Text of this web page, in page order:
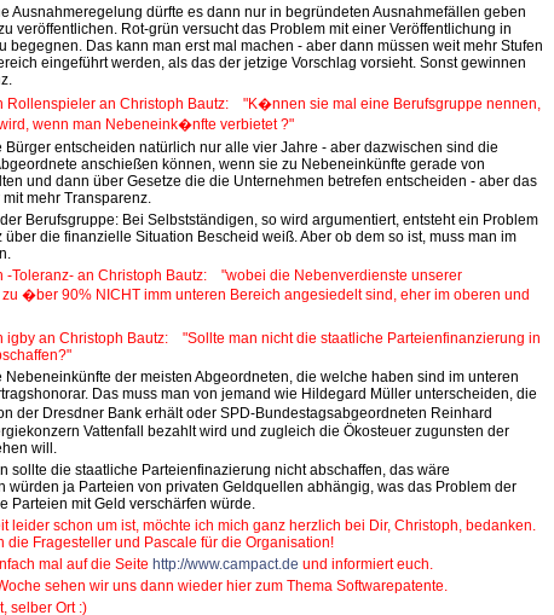
Ausnahmeregelung dürfte es dann nur in begründeten Ausnahmefällen geben
veröffentlichen. Rot-grün versucht das Problem mit einer Veröffentlichung in
begegnen. Das kann man erst mal machen - aber dann müssen weit mehr Stufen
eingeführt werden, als das der jetzige Vorschlag vorsieht. Sonst gewinnen
Rollenspieler an Christoph Bautz: "K�nnen sie mal eine Berufsgruppe nennen,
wenn man Nebeneink�nfte verbietet ?"
Bürger entscheiden natürlich nur alle vier Jahre - aber dazwischen sind die
anschießen können, wenn sie zu Nebeneinkünfte gerade von
und dann über Gesetze die die Unternehmen betrefen entscheiden - aber das
mehr Transparenz.
Berufsgruppe: Bei Selbstständigen, so wird argumentiert, entsteht ein Problem
die finanzielle Situation Bescheid weiß. Aber ob dem so ist, muss man im
-Toleranz- an Christoph Bautz: "wobei die Nebenverdienste unserer
�ber 90% NICHT imm unteren Bereich angesiedelt sind, eher im oberen und
igby an Christoph Bautz: "Sollte man nicht die staatliche Parteienfinanzierung in
Nebeneinkünfte der meisten Abgeordneten, die welche haben sind im unteren
Das muss man von jemand wie Hildegard Müller unterscheiden, die
der Dresdner Bank erhält oder SPD-Bundestagsabgeordneten Reinhard
Vattenfall bezahlt wird und zugleich die Ökosteuer zugunsten der
will.
sollte die staatliche Parteienfinazierung nicht abschaffen, das wäre
würden ja Parteien von privaten Geldquellen abhängig, was das Problem der
Parteien mit Geld verschärfen würde.
leider schon um ist, möchte ich mich ganz herzlich bei Dir, Christoph, bedanken.
die Fragesteller und Pascale für die Organisation!
mal auf die Seite http://www.campact.de und informiert euch.
sehen wir uns dann wieder hier zum Thema Softwarepatente.
selber Ort :)